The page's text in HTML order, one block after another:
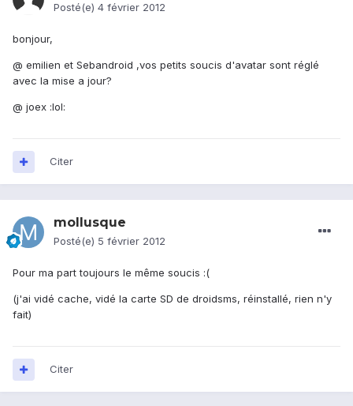
Posté(e) 4 février 2012
bonjour,
@ emilien et Sebandroid ,vos petits soucis d'avatar sont réglé
avec la mise a jour?
@ joex :lol:
Citer
mollusque
Posté(e) 5 février 2012
Pour ma part toujours le même soucis :(
(j'ai vidé cache, vidé la carte SD de droidsms, réinstallé, rien n'y
fait)
Citer